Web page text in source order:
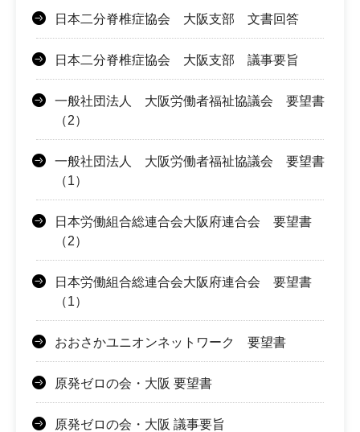
日本二分脊椎症協会 大阪支部 文書回答
日本二分脊椎症協会 大阪支部 議事要旨
一般社団法人 大阪労働者福祉協議会 要望書
（2）
一般社団法人 大阪労働者福祉協議会 要望書
（1）
日本労働組合総連合会大阪府連合会 要望書
（2）
日本労働組合総連合会大阪府連合会 要望書
（1）
おおさかユニオンネットワーク 要望書
原発ゼロの会・大阪 要望書
原発ゼロの会・大阪 議事要旨